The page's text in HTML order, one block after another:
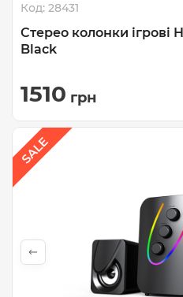
Код: 28431
Стерео колонки ігрові
Black
1510 грн